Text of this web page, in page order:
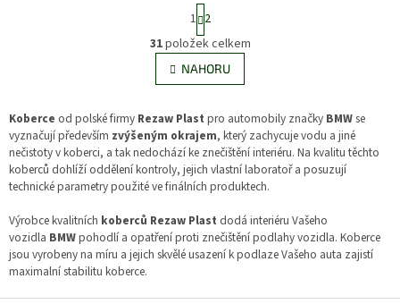
O
v
l
d
a
c
í
p
v
k
y
S
t
r
á
n
k
v
á
n
í
1 2
31položek celkem
NAHORU
Koberce od polské firmy Rezaw Plast pro automobily značky BMWse
vyznačují především zvýšeným okrajem, který zachycuje vodu a jiné
nečistoty v koberci, a tak nedochází ke znečištění interiéru. Na kvalitu těchto
koberců dohlíží oddělení kontroly, jejich vlastní laboratoř a posuzují
technické parametry použité ve finálních produktech.
Výrobce kvalitních koberců Rezaw Plast dodá interiéru Vašeho
vozidla BMWpohodlí a opatření proti znečištění podlahy vozidla. Koberce
jsou vyrobeny na míru a jejich skvělé usazení k podlaze Vašeho auta zajistí
maximalní stabilitu koberce.